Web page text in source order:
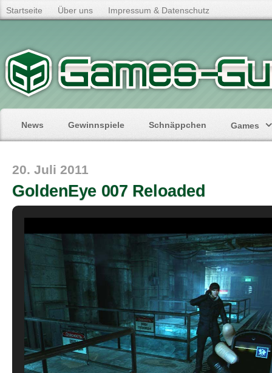
Startseite Über uns Impressum & Datenschutz
News Gewinnspiele Schnäppchen Games
20. Juli 2011
GoldenEye 007 Reloaded